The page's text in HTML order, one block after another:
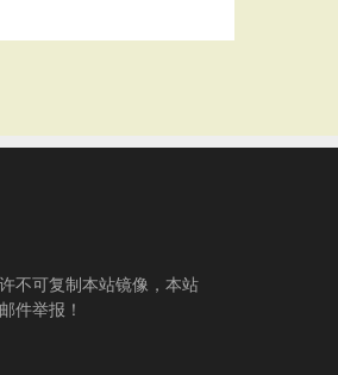
不可复制本站镜像，本站
件举报！